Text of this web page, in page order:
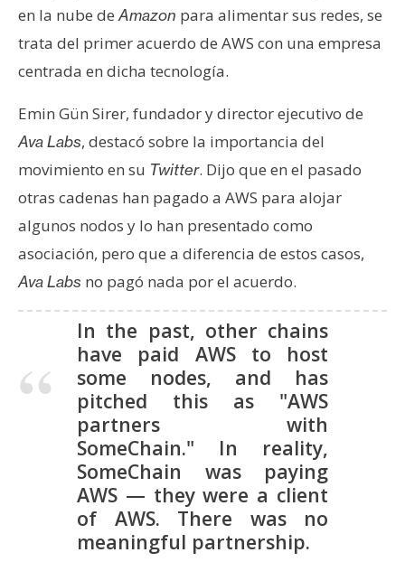
en la nube deAmazon para alimentar sus redes, se
trata del primer acuerdo de AWS con una empresa
centrada en dicha tecnología.
Emin Gün Sirer, fundador y director ejecutivo de
Ava Labs, destacó sobre la importancia del
movimiento en su Twitter. Dijo que en el pasado
otras cadenas han pagado a AWS para alojar
algunos nodos y lo han presentado como
asociación, pero que a diferencia de estos casos,
Ava Labs no pagó nada por el acuerdo.
In the past, other chains
have paid AWS to host
some nodes, and has
pitched this as "AWS
partners with
SomeChain." In reality,
SomeChain was paying
AWS — they were a client
of AWS. There was no
meaningful partnership.